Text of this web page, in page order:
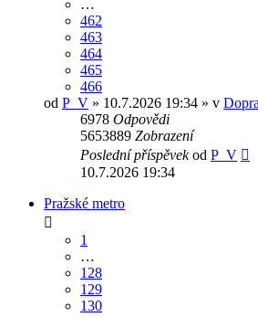
…
462
463
464
465
466
od P_V » 10.7.2026 19:34 » v
6978 Odpovědi
5653889 Zobrazení
Poslední příspěvekod P_V
10.7.2026 19:34
Pražské metro
1
…
128
129
130